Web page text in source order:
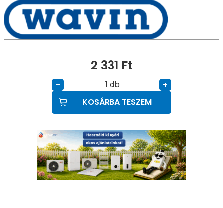
2 331 Ft
– db
+
KOSÁRBA TESZEM